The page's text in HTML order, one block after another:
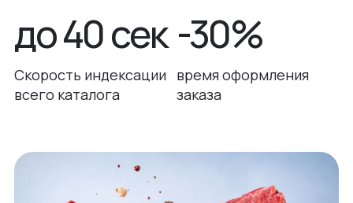
до 40 сек
Скорость индексации
всего каталога
-30%
время оформления
заказа